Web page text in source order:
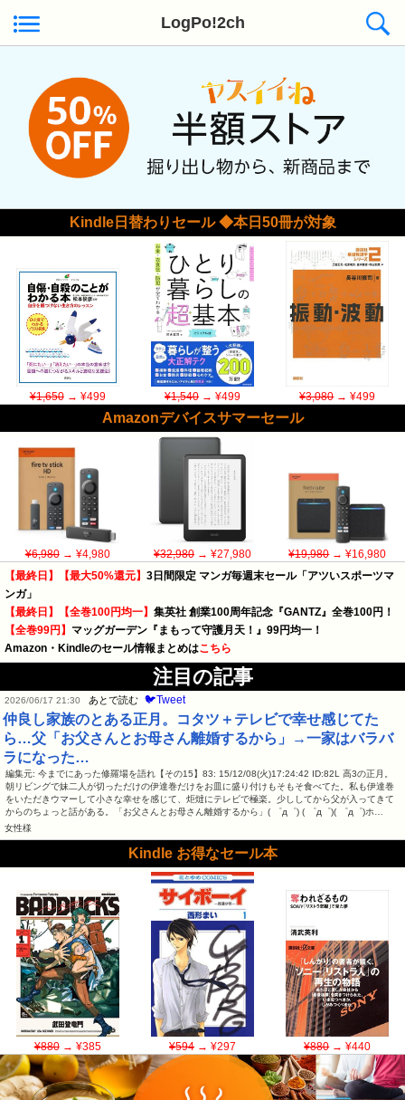
LogPo!2ch
Kindle日替わりセール ◆本日50冊が対象
¥1,650→ ¥499 ¥1,540→ ¥499 ¥3,080→ ¥499
Amazonデバイスサマーセール
¥6,980→ ¥4,980 ¥32,980→ ¥27,980 ¥19,980→ ¥16,980
【最終日】【最大50%還元】 3日間限定 マンガ毎週末セール「アツいスポーツマ
ンガ」
【最終日】【全巻100円均一】 集英社 創業100周年記念『GANTZ』全巻100円！
【全巻99円】 マッグガーデン『まもって守護月天！』99円均一！
Amazon・Kindleのセール情報まとめはこちら
注目の記事
2026/06/17 21:30 あとで読む 🐦Tweet
仲良し家族のとある正月。コタツ＋テレビで幸せ感じてた
ら…父「お父さんとお母さん離婚するから」→一家はバラバ
ラになった…
編集元: 今までにあった修羅場を語れ【その15】83: 15/12/08(火)17:24:42 ID:82L 高3の正月。
朝リビングで妹二人が切っただけの伊達巻だけをお皿に盛り付けもそもそ食べてた。私も伊達巻
をいただきウマーして小さな幸せを感じて、炬燵にテレビで極楽。少ししてから父が入ってきて
からのちょっと話がある。「お父さんとお母さん離婚するから」( ゜д゜) ( ゜д゜)( ゜д゜)ホ…
女性様
Kindle お得なセール本
¥880→ ¥385 ¥594→ ¥297 ¥880→ ¥440